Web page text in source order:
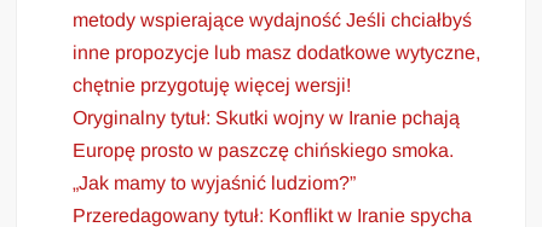
metody wspierające wydajność Jeśli chciałbyś
inne propozycje lub masz dodatkowe wytyczne,
chętnie przygotuję więcej wersji!
Oryginalny tytuł: Skutki wojny w Iranie pchają
Europę prosto w paszczę chińskiego smoka.
„Jak mamy to wyjaśnić ludziom?”
Przeredagowany tytuł: Konflikt w Iranie spycha